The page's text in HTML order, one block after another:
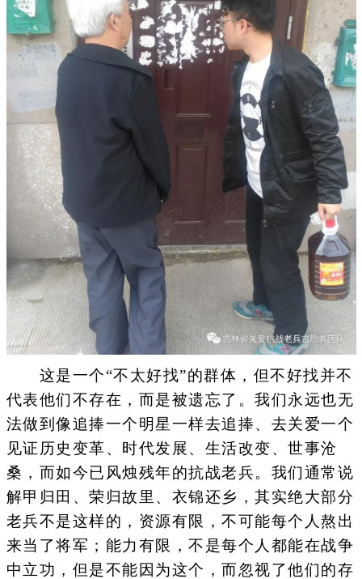
这是一个“不太好找”的群体，但不好找并不
代表他们不存在，而是被遗忘了。我们永远也无
法做到像追捧一个明星一样去追捧、去关爱一个
见证历史变革、时代发展、生活改变、世事沧
桑，而如今已风烛残年的抗战老兵。我们通常说
解甲归田、荣归故里、衣锦还乡，其实绝大部分
老兵不是这样的，资源有限，不可能每个人熬出
来当了将军；能力有限，不是每个人都能在战争
中立功，但是不能因为这个，而忽视了他们的存